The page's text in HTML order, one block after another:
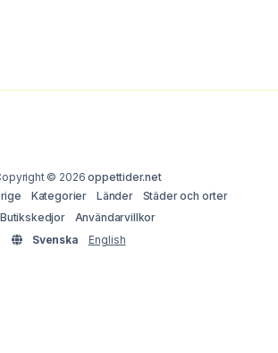
© 2026oppettider.net
Kategorier Länder
Städer och orter
Butikskedjor
Användarvillkor
Svenska
English